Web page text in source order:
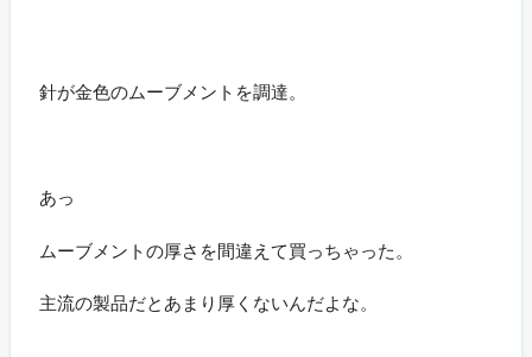
針が金色のムーブメントを調達。
あっ
ムーブメントの厚さを間違えて買っちゃった。
主流の製品だとあまり厚くないんだよな。